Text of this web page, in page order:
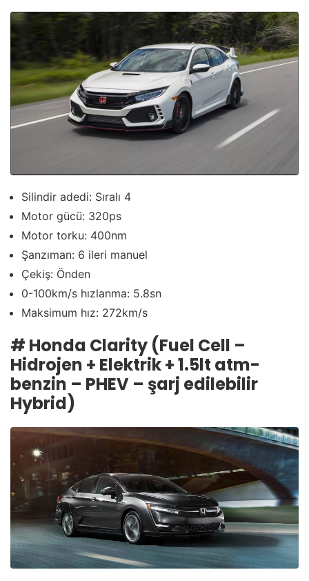
Silindir adedi: Sıralı 4
Motor gücü: 320ps
Motor torku: 400nm
Şanzıman: 6 ileri manuel
Çekiş: Önden
0-100km/s hızlanma: 5.8sn
Maksimum hız: 272km/s
# Honda Clarity (Fuel Cell –
Hidrojen + Elektrik + 1.5lt atm-
benzin – PHEV – şarj edilebilir
Hybrid)